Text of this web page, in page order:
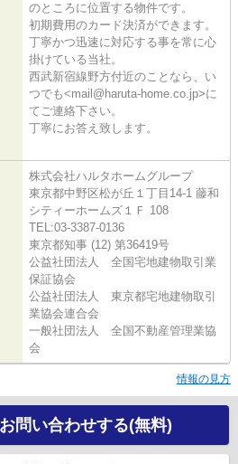
のところに位置する物件です。
初期費用のカード決済ができます。
丁寧かつ迅速に対応する事を常に心
掛けている当社。
西武新宿線野方付近のことなら、い
つでも<mail@haruta-home.co.jp>に
てご連絡下さい。
丁寧にお答え致します。
株式会社ハルタホームグループ
東京都中野区松が丘１丁目14-1 藤和
シティーホームズ１Ｆ 108
TEL:03-3387-0136
東京都知事 (12) 第36419号
公益社団法人 全国宅地建物取引業
保証協会
公益社団法人 東京都宅地建物取引
業協会連合会
一般社団法人 全国不動産管理業協
会
情報の見方
問い合わせする(無料)